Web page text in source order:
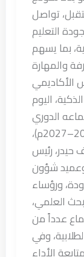
تواصل
التعليم
بما يسهم
والمهارة
الأكاديمي
اليوم
2026م، اجتماعه الدوري
السابع للعام الجامعي 1448هـ (2026–2027م)،
حيدر، رئيس
وعميد شؤون
ورؤساء
العلمي،
عدداً من
وفي
الأداء